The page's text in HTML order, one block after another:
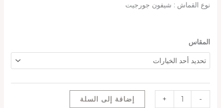
نوع القماش : شيفون جورجيت
المقاس
-
+ إضافة إلى السلة